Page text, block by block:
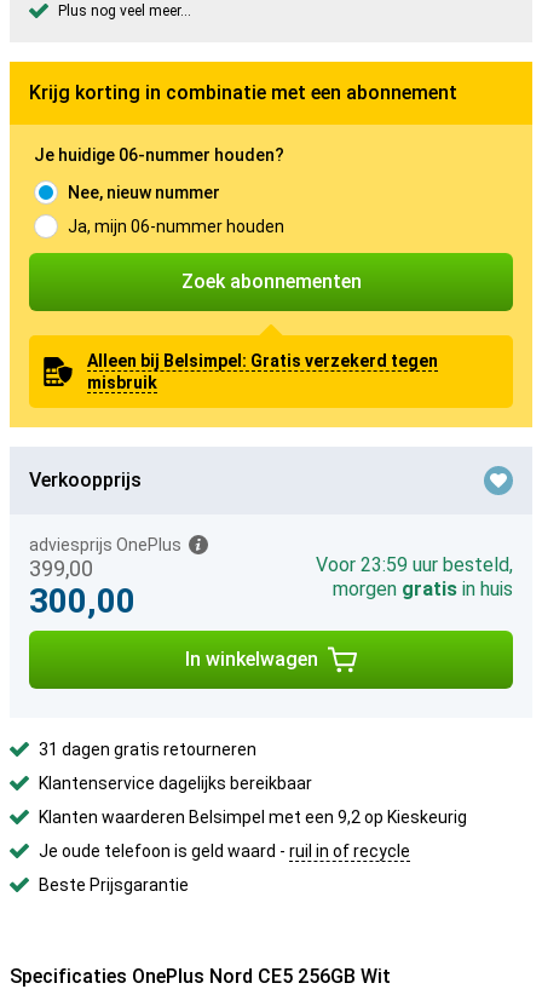
Plus nog veel meer...
Krijg korting in combinatie met een abonnement
Je huidige 06-nummer houden?
Nee, nieuw nummer
Ja, mijn 06-nummer houden
Zoek abonnementen
Alleen bij Belsimpel: Gratis verzekerd tegen
misbruik
Verkoopprijs
399,00
adviesprijs OnePlus
300,00
Voor 23:59 uur besteld,
morgen gratis in huis
In winkelwagen
31 dagen gratis retourneren
Klantenservice dagelijks bereikbaar
Klanten waarderen Belsimpel met een 9,2 op Kieskeurig
Je oude telefoon is geld waard - ruil in of recycle
Beste Prijsgarantie
Specificaties OnePlus Nord CE5 256GB Wit